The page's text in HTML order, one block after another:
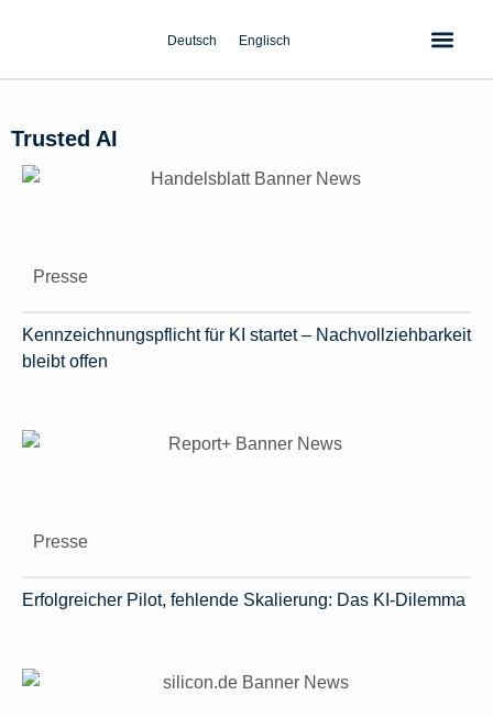
Deutsch Englisch
Trusted AI
Presse
Kennzeichnungspflicht für KI startet – Nachvollziehbarkeit
bleibt offen
Presse
Erfolgreicher Pilot, fehlende Skalierung: Das KI-Dilemma